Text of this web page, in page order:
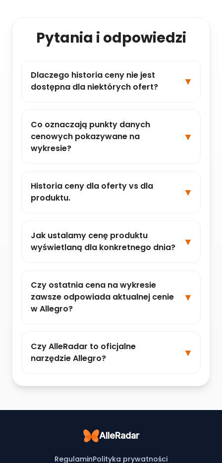
Pytania i odpowiedzi
Dlaczego historia ceny nie jest
dostępna dla niektórych ofert?
Co oznaczają punkty danych
cenowych pokazywane na
wykresie?
Historia ceny dla oferty vs dla
produktu.
Jak ustalamy cenę produktu
wyświetlaną dla konkretnego dnia?
Czy ostatnia cena na wykresie
zawsze odpowiada aktualnej cenie
w Allegro?
Czy AlleRadar to oficjalne
narzędzie Allegro?
AlleRadar
RegulaminPolityka prywatności